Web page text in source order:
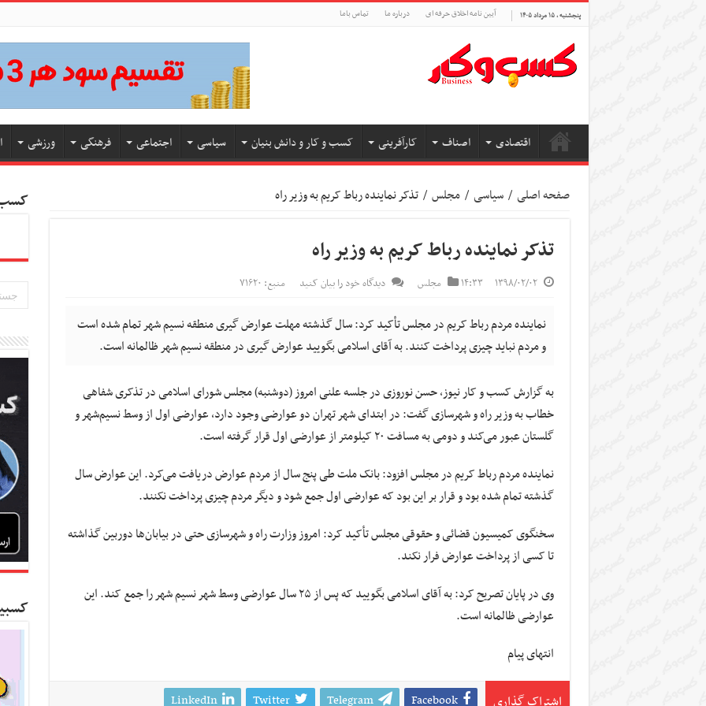
پنجشنبه , ۱۵ مرداد ۱۴۰۵ آیین نامه اخلاق حرفه ای درباره ما تماس باما
اقتصادی اصناف کارآفرینی کسب و کار و دانش بنیان سیاسی اجتماعی فرهنگی ورزشی
صفحه اصلی / سیاسی / مجلس / تذکر نماینده رباط کریم به وزیر راه
تذکر نماینده رباط کریم به وزیر راه
۱۳۹۸/۰۲/۰۲ ۱۴:۳۳ مجلس دیدگاه خود را بیان کنید منبع: ۷۱۶۲۰
نماینده مردم رباط کریم در مجلس تأکید کرد: سال گذشته مهلت عوارض گیری منطقه نسیم شهر تمام شده است
و مردم نباید چیزی پرداخت کنند. به آقای اسلامی بگویید عوارض گیری در منطقه نسیم شهر ظالمانه است.
به گزارش کسب و کار نیوز، حسن نوروزی در جلسه علنی امروز (دوشنبه) مجلس شورای اسلامی در تذکری شفاهی
خطاب به وزیر راه و شهرسازی گفت: در ابتدای شهر تهران دو عوارضی وجود دارد، عوارضی اول از وسط نسیم‌شهر و
گلستان عبور می‌کند و دومی به مسافت ۲۰ کیلومتر از عوارضی اول قرار گرفته است.
نماینده مردم رباط کریم در مجلس افزود: بانک ملت طی پنج سال از مردم عوارض دریافت می‌کرد. این عوارض سال
گذشته تمام شده بود و قرار بر این بود که عوارضی اول جمع شود و دیگر مردم چیزی پرداخت نکنند.
سخنگوی کمیسیون قضائی و حقوقی مجلس تأکید کرد: امروز وزارت راه و شهرسازی حتی در بیابان‌ها دوربین گذاشته
تا کسی از پرداخت عوارض فرار نکند.
وی در پایان تصریح کرد: به آقای اسلامی بگویید که پس از ۲۵ سال عوارضی وسط شهر نسیم شهر را جمع کند. این
عوارضی ظالمانه است.
انتهای پیام
Facebook
Telegram
Twitter
LinkedIn
کسب